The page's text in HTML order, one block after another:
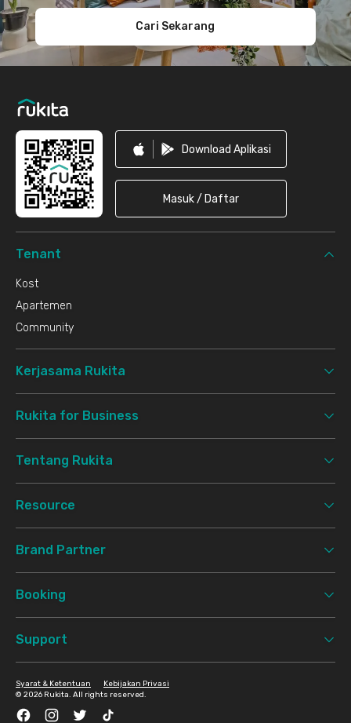
Cari Sekarang
Download Aplikasi
Masuk / Daftar
Tenant
Kost
Apartemen
Community
Kerjasama Rukita
Rukita for Business
Tentang Rukita
Resource
Brand Partner
Booking
Support
© 2026 Rukita. All rights reserved.
Syarat & Ketentuan Kebijakan Privasi
FacebookInstagramTwitter TikTok